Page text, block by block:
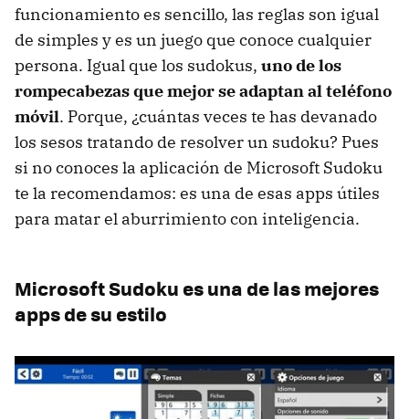
funcionamiento es sencillo, las reglas son igual
de simples y es un juego que conoce cualquier
persona. Igual que los sudokus, uno de los
rompecabezas que mejor se adaptan al teléfono
móvil. Porque, ¿cuántas veces te has devanado
los sesos tratando de resolver un sudoku? Pues
si no conoces la aplicación de Microsoft Sudoku
te la recomendamos: es una de esas apps útiles
para matar el aburrimiento con inteligencia.
Microsoft Sudoku es una de las mejores
apps de su estilo